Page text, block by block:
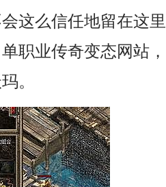
这么信任地留在这
职业传奇变态网站
。